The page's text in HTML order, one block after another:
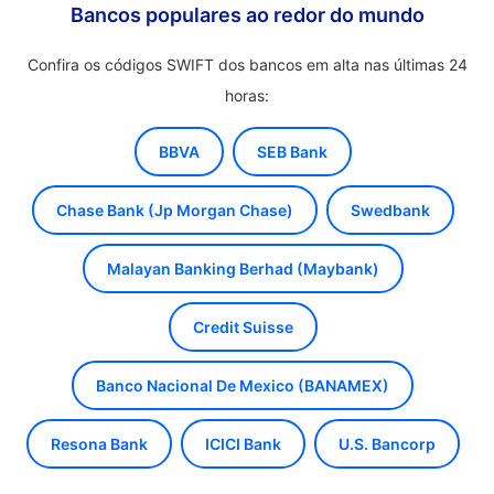
Bancos populares ao redor do mundo
Confira os códigos SWIFT dos bancos em alta nas últimas 24
horas:
BBVA SEB Bank
Chase Bank (Jp Morgan Chase) Swedbank
Malayan Banking Berhad (Maybank)
Credit Suisse
Banco Nacional De Mexico (BANAMEX)
Resona Bank ICICI Bank U.S. Bancorp